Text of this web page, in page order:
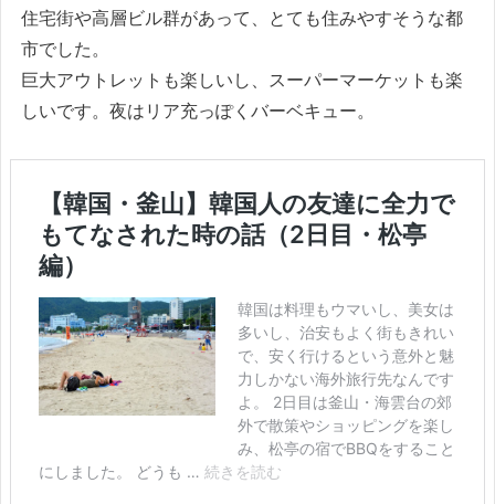
住宅街や高層ビル群があって、とても住みやすそうな都
市でした。
巨大アウトレットも楽しいし、スーパーマーケットも楽
しいです。夜はリア充っぽくバーベキュー。